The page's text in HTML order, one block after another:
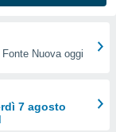
Nuova oggi
7 agosto